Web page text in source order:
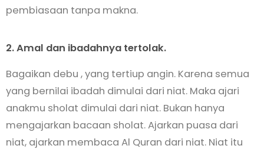
pembiasaan tanpa makna.
2. Amal dan ibadahnya tertolak.
Bagaikan debu , yang tertiup angin. Karena semua
yang bernilai ibadah dimulai dari niat. Maka ajari
anakmu sholat dimulai dari niat. Bukan hanya
mengajarkan bacaan sholat. Ajarkan puasa dari
niat, ajarkan membaca Al Quran dari niat. Niat itu